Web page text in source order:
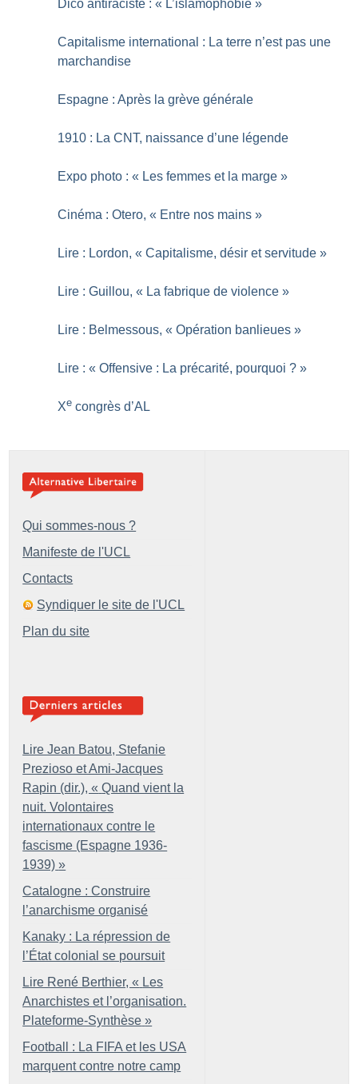
Dico antiraciste : « L’islamophobie »
Capitalisme international : La terre n’est pas une
marchandise
Espagne : Après la grève générale
1910 : La CNT, naissance d’une légende
Expo photo : « Les femmes et la marge »
Cinéma : Otero, « Entre nos mains »
Lire : Lordon, « Capitalisme, désir et servitude »
Lire : Guillou, « La fabrique de violence »
Lire : Belmessous, « Opération banlieues »
Lire : « Offensive : La précarité, pourquoi ? »
Xe congrès d’AL
Qui sommes-nous ?
Manifeste de l'UCL
Contacts
Syndiquer le site de l'UCL
Plan du site
Lire Jean Batou, Stefanie
Prezioso et Ami-Jacques
Rapin (dir.), « Quand vient la
nuit. Volontaires
internationaux contre le
fascisme (Espagne 1936-
1939) »
Catalogne : Construire
l’anarchisme organisé
Kanaky : La répression de
l’État colonial se poursuit
Lire René Berthier, « Les
Anarchistes et l’organisation.
Plateforme-Synthèse »
Football : La FIFA et les USA
marquent contre notre camp